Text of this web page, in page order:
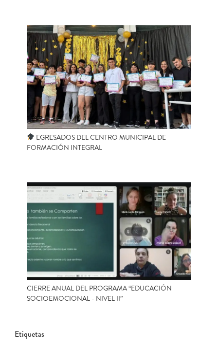
EGRESADOS DEL CENTRO MUNICIPAL DE
FORMACIÓN INTEGRAL
CIERRE ANUAL DEL PROGRAMA “EDUCACIÓN
SOCIOEMOCIONAL - NIVEL II”
Etiquetas